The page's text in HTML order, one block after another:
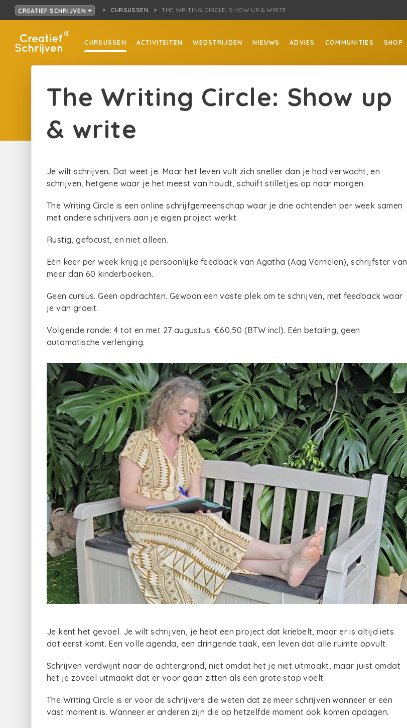
CREATIEF SCHRIJVEN CURSUSSEN THE WRITING CIRCLE: SHOW UP & WRITE
CURSUSSEN ACTIVITEITEN WEDSTRIJDEN NIEUWS ADVIES COMMUNITIES SHOP
The Writing Circle: Show up
& write
Je wilt schrijven. Dat weet je. Maar het leven vult zich sneller dan je had verwacht, en
schrijven, hetgene waar je het meest van houdt, schuift stilletjes op naar morgen.
The Writing Circle is een online schrijfgemeenschap waar je drie ochtenden per week samen
met andere schrijvers aan je eigen project werkt.
Rustig, gefocust, en niet alleen.
Eén keer per week krijg je persoonlijke feedback van Agatha (Aag Vernelen), schrijfster van
meer dan 60 kinderboeken.
Geen cursus. Geen opdrachten. Gewoon een vaste plek om te schrijven, met feedback waar
je van groeit.
Volgende ronde: 4 tot en met 27 augustus. €60,50 (BTW incl). Eén betaling, geen
automatische verlenging.
Je kent het gevoel. Je wilt schrijven, je hebt een project dat kriebelt, maar er is altijd iets
dat eerst komt. Een volle agenda, een dringende taak, een leven dat alle ruimte opvult.
Schrijven verdwijnt naar de achtergrond, niet omdat het je niet uitmaakt, maar juist omdat
het je zoveel uitmaakt dat er voor gaan zitten als een grote stap voelt.
The Writing Circle is er voor de schrijvers die weten dat ze meer schrijven wanneer er een
vast moment is. Wanneer er anderen zijn die op hetzelfde moment ook komen opdagen.